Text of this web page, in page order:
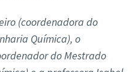
(coordenadora do
Química), o
do Mestrado